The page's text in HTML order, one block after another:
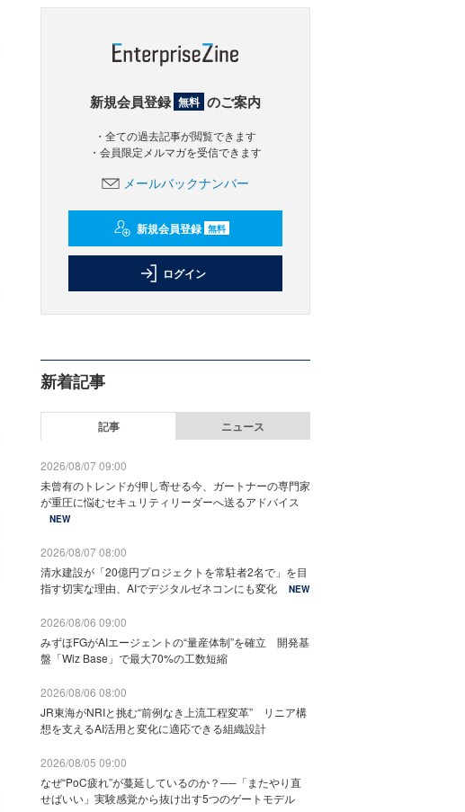
新規会員登録 無料 のご案内
・全ての過去記事が閲覧できます
・会員限定メルマガを受信できます
メールバックナンバー
新規会員登録 無料
ログイン
新着記事
記事 ニュース
2026/08/07 09:00
未曾有のトレンドが押し寄せる今、ガートナーの専門家
が重圧に悩むセキュリティリーダーへ送るアドバイス
NEW
2026/08/07 08:00
清水建設が「20億円プロジェクトを常駐者2名で」を目
指す切実な理由、AIでデジタルゼネコンにも変化
NEW
2026/08/06 09:00
みずほFGがAIエージェントの“量産体制”を確立 開発基
盤「Wiz Base」で最大70%の工数短縮
2026/08/06 08:00
JR東海がNRIと挑む“前例なき上流工程変革” リニア構
想を支えるAI活用と変化に適応できる組織設計
2026/08/05 09:00
なぜ“PoC疲れ”が蔓延しているのか？──「またやり直
せばいい」実験感覚から抜け出す5つのゲートモデル